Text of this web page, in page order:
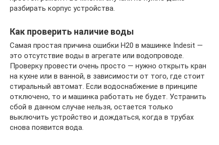
разбирать корпус устройства.
Как проверить наличие воды
Самая простая причина ошибки Н20 в машинке Indesit —
это отсутствие воды в агрегате или водопроводе.
Проверку провести очень просто — нужно открыть кран
на кухне или в ванной, в зависимости от того, где стоит
стиральный автомат. Если водоснабжение в принципе
отключено, то и машинка работать не будет. Устранить
сбой в данном случае нельзя, остается только
выключить устройство и дождаться, когда в трубах
снова появится вода.